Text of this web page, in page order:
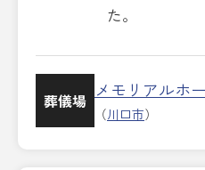
た。
葬儀場 メモリアルホ
（川口市）